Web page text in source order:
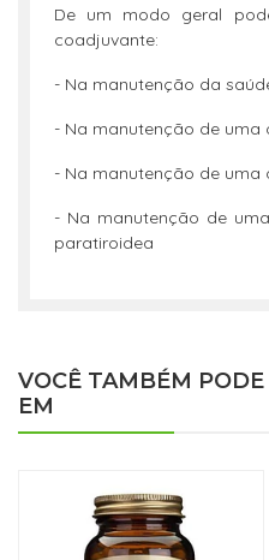
De um modo geral
coadjuvante:
- Na manutenção da
- Na manutenção de
- Na manutenção de
- Na manutenção de
paratiroidea
VOCÊ TAMBÉM
EM